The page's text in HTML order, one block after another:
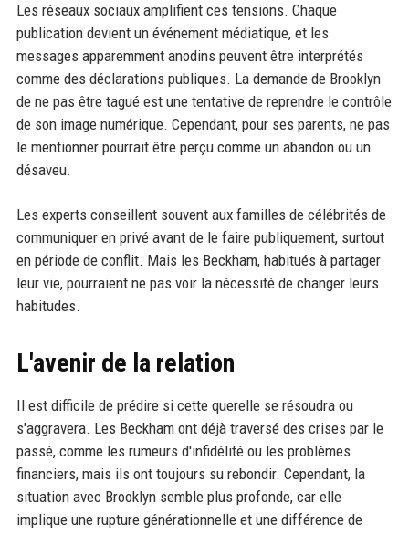
Les réseaux sociaux amplifient ces tensions. Chaque
publication devient un événement médiatique, et les
messages apparemment anodins peuvent être interprétés
comme des déclarations publiques. La demande de Brooklyn
de ne pas être tagué est une tentative de reprendre le contrôle
de son image numérique. Cependant, pour ses parents, ne pas
le mentionner pourrait être perçu comme un abandon ou un
désaveu.
Les experts conseillent souvent aux familles de célébrités de
communiquer en privé avant de le faire publiquement, surtout
en période de conflit. Mais les Beckham, habitués à partager
leur vie, pourraient ne pas voir la nécessité de changer leurs
habitudes.
L'avenir de la relation
Il est difficile de prédire si cette querelle se résoudra ou
s'aggravera. Les Beckham ont déjà traversé des crises par le
passé, comme les rumeurs d'infidélité ou les problèmes
financiers, mais ils ont toujours su rebondir. Cependant, la
situation avec Brooklyn semble plus profonde, car elle
implique une rupture générationnelle et une différence de